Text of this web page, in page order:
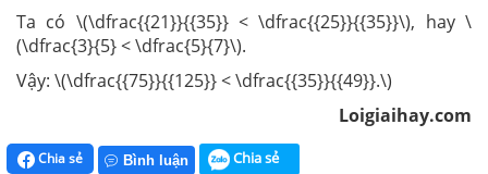
Ta có \(\dfrac{{21}}{{35}} < \dfrac{{25}}{{35}}\), hay \
(\dfrac{3}{5} < \dfrac{5}{7}\).
Vậy: \(\dfrac{{75}}{{125}} < \dfrac{{35}}{{49}}.\)
Loigiaihay.com
Chia sẻ Bình luận Chia sẻ